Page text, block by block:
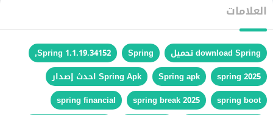
العلامات
download Spring تحميل Spring
Spring 1.1.19.34152,
spring 2025
Spring apk
Spring Apk احدث إصدار
spring boot
spring break 2025
spring financial